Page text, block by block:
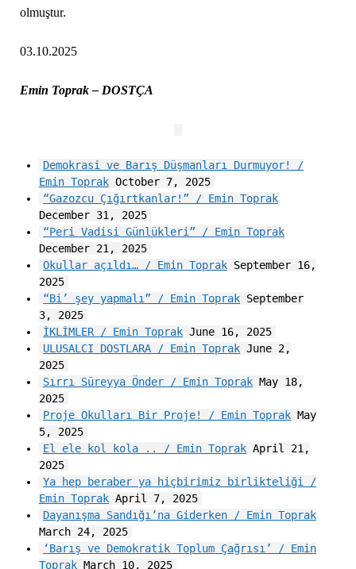
olmuştur.
03.10.2025
Emin Toprak – DOSTÇA
Demokrasi ve Barış Düşmanları Durmuyor! /
Emin ToprakOctober 7, 2025
“Gazozcu Çığırtkanlar!” / Emin Toprak
December 31, 2025
“Peri Vadisi Günlükleri” / Emin Toprak
December 21, 2025
Okullar açıldı… / Emin Toprak September 16,
2025
“Bi’ şey yapmalı” / Emin Toprak September
3, 2025
İKLİMLER / Emin Toprak June 16, 2025
ULUSALCI DOSTLARA / Emin Toprak June 2,
2025
Sırrı Süreyya Önder / Emin Toprak May 18,
2025
Proje Okulları Bir Proje! / Emin Toprak May
5, 2025
El ele kol kola .. / Emin Toprak April 21,
2025
Ya hep beraber ya hiçbirimiz birlikteliği /
Emin ToprakApril 7, 2025
Dayanışma Sandığı’na Giderken / Emin Toprak
March 24, 2025
‘Barış ve Demokratik Toplum Çağrısı’ / Emin
ToprakMarch 10, 2025